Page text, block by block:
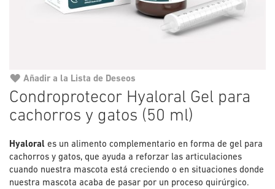
Condroprotecor Hyaloral Gel para
cachorros y gatos (50 ml)
Hyaloral es un alimento complementario en forma de gel para
cachorros y gatos, que ayuda a reforzar las articulaciones
cuando nuestra mascota está creciendo o en situaciones donde
nuestra mascota acaba de pasar por un proceso quirúrgico.
Añadir a la Lista de Deseos
al
comienzo
galería